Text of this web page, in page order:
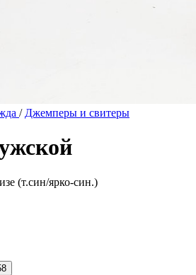
/ Джемперы и свитеры
(т.син/ярко-син.)